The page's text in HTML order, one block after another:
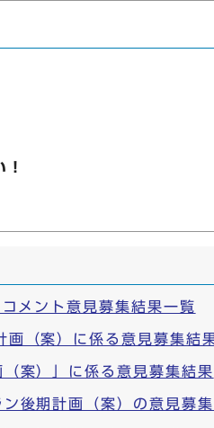
メント意見募集結果一覧
画（案）に係る意見募集結
案）」に係る意見募集結果
後期計画（案）の意見募